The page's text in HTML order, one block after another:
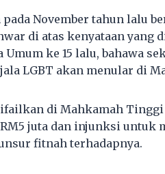
pada November tahun lalu
di atas kenyataan yang
Umum ke 15 lalu, bahawa
LGBT akan menular di
di Mahkamah
juta dan injunksi untuk
fitnah terhadapnya.